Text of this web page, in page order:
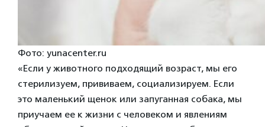
Фото: yunacenter.ru
«Если у животного подходящий возраст, мы его
стерилизуем, прививаем, социализируем. Если
это маленький щенок или запуганная собака, мы
приучаем ее к жизни с человеком и явлениям